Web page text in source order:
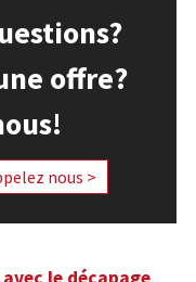
offre?
nous >